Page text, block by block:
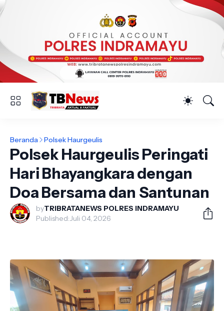
Beranda Polsek Haurgeulis
Polsek Haurgeulis Peringati
Hari Bhayangkara dengan
Doa Bersama dan Santunan
byTRIBRATANEWS POLRES INDRAMAYU
Published:Juli 04, 2026